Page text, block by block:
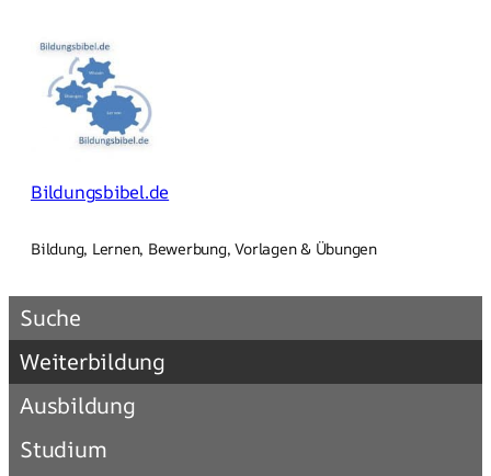
Inhalt
springen
Bildungsbibel.de
Bildung, Lernen, Bewerbung, Vorlagen & Übungen
Suche
Weiterbildung
Ausbildung
Studium